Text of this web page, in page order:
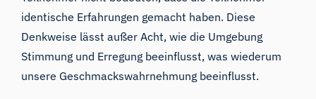
identische Erfahrungen gemacht haben. Diese
Denkweise lässt außer Acht, wie die Umgebung
Stimmung und Erregung beeinflusst,was wiederum
unsere Geschmackswahrnehmung beeinflusst.